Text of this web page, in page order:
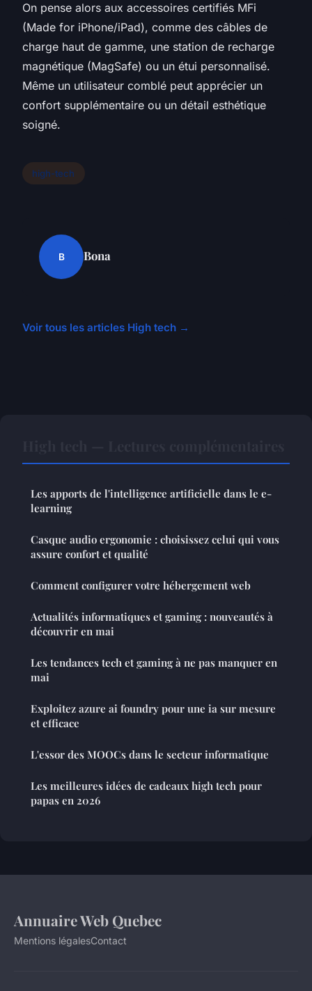
On pense alors aux accessoires certifiés MFi
(Made for iPhone/iPad), comme des câbles de
charge haut de gamme, une station de recharge
magnétique (MagSafe) ou un étui personnalisé.
Même un utilisateur comblé peut apprécier un
confort supplémentaire ou un détail esthétique
soigné.
high-tech
B Bona
Voir tous les articles High tech →
Les apports de l'intelligence artificielle dans le e-
learning
Casque audio ergonomie : choisissez celui qui vous
assure confort et qualité
Comment configurer votre hébergement web
Actualités informatiques et gaming : nouveautés à
découvrir en mai
Les tendances tech et gaming à ne pas manquer en
mai
Exploitez azure ai foundry pour une ia sur mesure
et efficace
L'essor des MOOCs dans le secteur informatique
Les meilleures idées de cadeaux high tech pour
papas en 2026
Annuaire Web Quebec
Mentions légalesContact